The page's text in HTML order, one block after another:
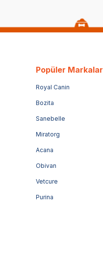
Popüler Markalar
Royal Canin
Bozita
Sanebelle
Miratorg
Acana
Obivan
Vetcure
Purina